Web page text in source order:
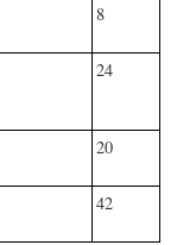
8
24
20
42